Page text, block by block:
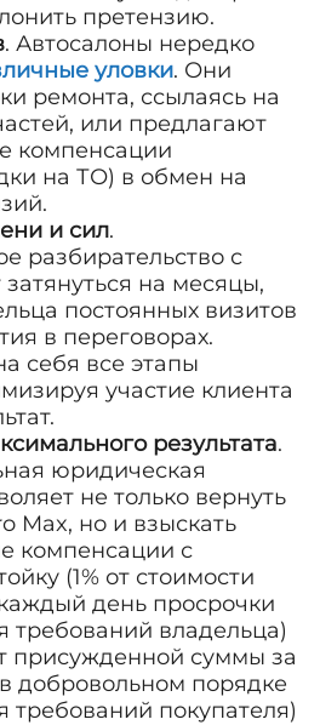
претензию.
. Автосалоны нередко
уловки. Они
ремонта, ссылаясь на
или предлагают
компенсации
на ТО) в обмен на
и сил.
разбирательство с
на месяцы,
постоянных визитов
в переговорах.
себя все этапы
участие клиента
результата.
юридическая
не только вернуть
Max, но и взыскать
компенсации с
(1% от стоимости
день просрочки
требований владельца)
присужденной суммы за
добровольном порядке
требований покупателя)